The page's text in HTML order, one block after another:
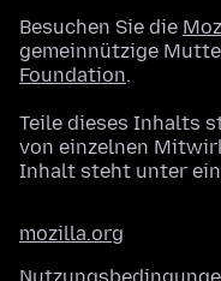
Besuchen Sie die
gemeinnützige
Foundation.
Teile dieses Inhalts
von einzelnen
Inhalt steht unter
mozilla.org